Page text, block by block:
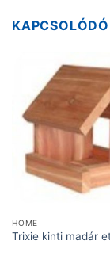
HOME
Trixie kinti madár